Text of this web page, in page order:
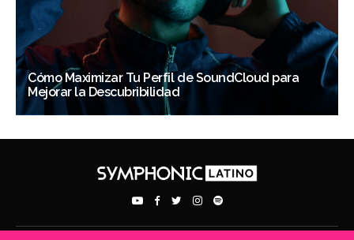
Cómo Maximizar Tu Perfil de SoundCloud para
Mejorar la Descubribilidad